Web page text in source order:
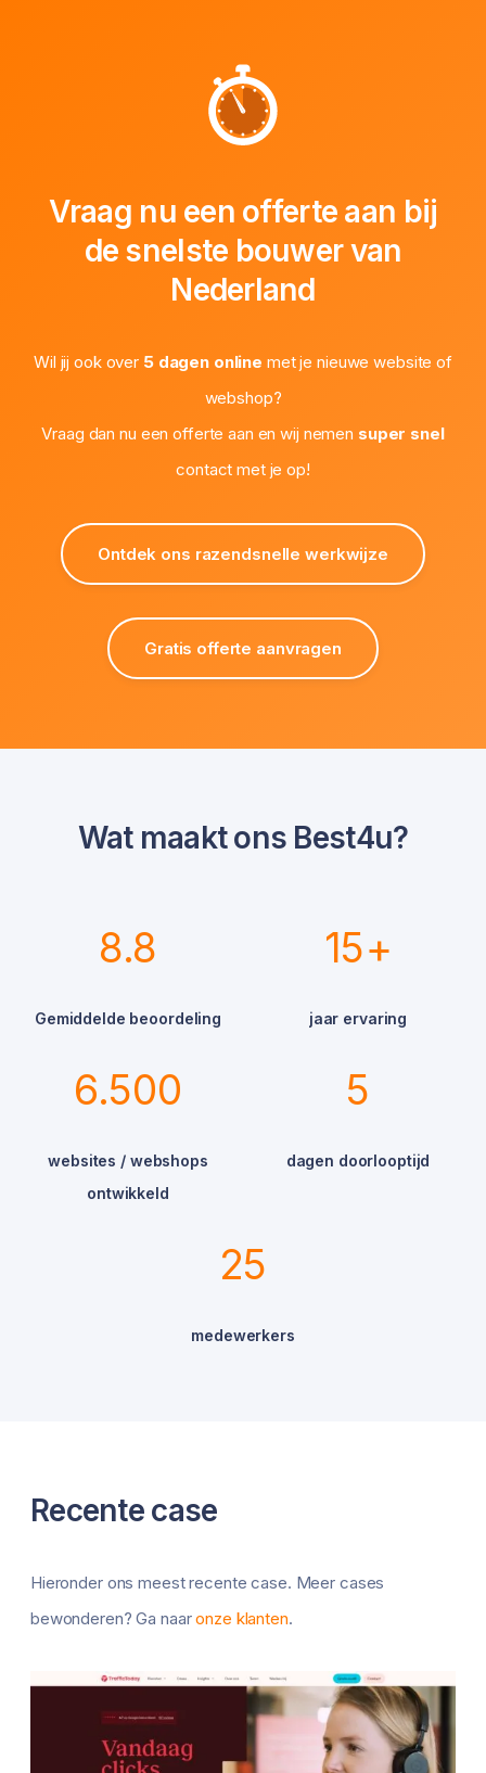
Vraag nu een offerte aan bij
de snelste bouwer van
Nederland
Wil jij ook over 5 dagen online met je nieuwe website of
webshop?
Vraag dan nu een offerte aan en wij nemen super snel
contact met je op!
Ontdek ons razendsnelle werkwijze
Gratis offerte aanvragen
Wat maakt ons Best4u?
8.8
Gemiddelde beoordeling
15+
jaar ervaring
6.500
websites / webshops
ontwikkeld
5
dagen doorlooptijd
25
medewerkers
Recente case
Hieronder ons meest recente case. Meer cases
bewonderen? Ga naaronze klanten.